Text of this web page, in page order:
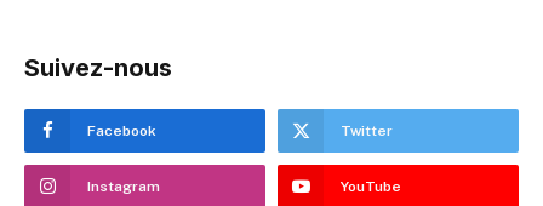
Suivez-nous
Facebook Twitter
Instagram YouTube